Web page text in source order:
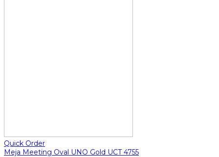
Quick Order
Meja Meeting Oval UNO Gold UCT 4755